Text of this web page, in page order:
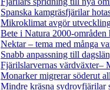
Spanska kamgräsfjärilar
Mikroklimat avgör
Bete i Natura 2000-områden
Nektar – tema med många
Snabb anpassning till
Fjärilslarvernas värdväxter–
Monarker migrerar söderut
Mindre kräsna sydrovfjärilar